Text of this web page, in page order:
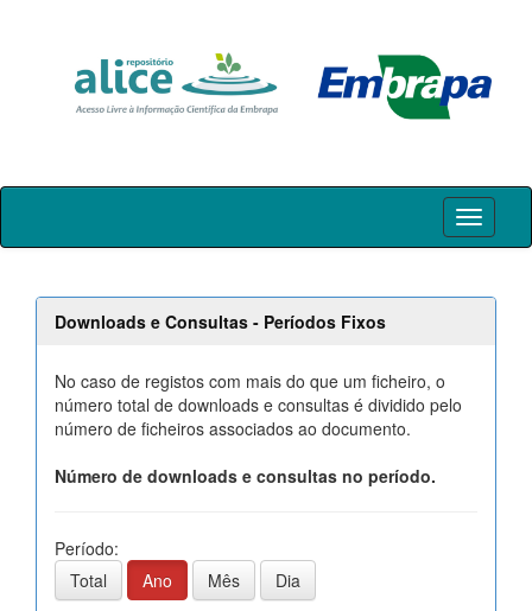
Skip
Downloads e Consultas - Períodos Fixos
No caso de registos com mais do que um ficheiro, o
número total de downloads e consultas é dividido pelo
número de ficheiros associados ao documento.
Número de downloads e consultas no período.
Período:
Total
Ano Mês Dia